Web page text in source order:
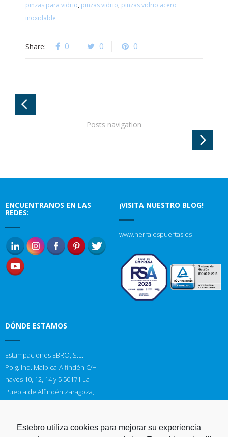
pinzas para vidrio, pinzas vidrio, pinzas vidrio acero
inoxidable
Share: 0 0 0
Posts navigation
ENCUENTRANOS EN LAS
REDES:
¡VISITA NUESTRO BLOG!
www.herrajespuertas.es
DÓNDE ESTAMOS
Estampaciones EBRO, S.L.
Polg. Ind. Malpica-Alfindén C/H
naves 10, 12, 14 y 5 50171 La
Puebla de Alfindén Zaragoza,
Fax. +34 976 108 058
Política de privacidad
Estebro utiliza cookies para mejorar su experiencia